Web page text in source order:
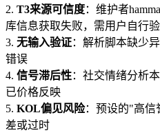
2. T3来源可信度：维护者
库信息获取失败，需用户自行
3. 无输入验证：解析脚本缺少
错误
4. 信号滞后性：社交情绪分析
已价格反映
5. KOL偏见风险：预设的"高信
差或过时